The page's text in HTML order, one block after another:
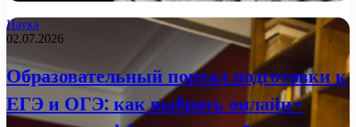
Наука
02.07.2026
Образовательный портал подготовки к
ЕГЭ и ОГЭ: как выбрать онлайн-